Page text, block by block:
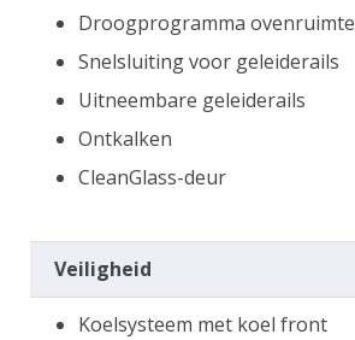
Droogprogramma ovenruimte
Snelsluiting voor geleiderails
Uitneembare geleiderails
Ontkalken
CleanGlass-deur
Veiligheid
Koelsysteem met koel front